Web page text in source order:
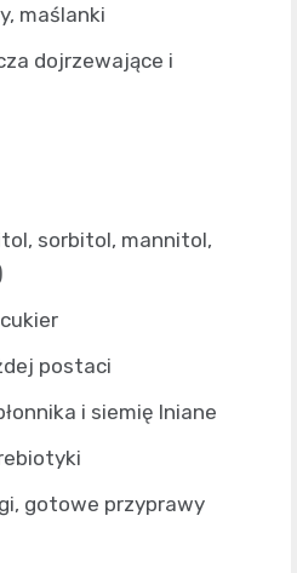
maślanki
dojrzewające i
sorbitol, mannitol,
postaci
i siemię lniane
gotowe przyprawy